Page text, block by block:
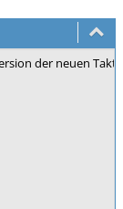
der neuen